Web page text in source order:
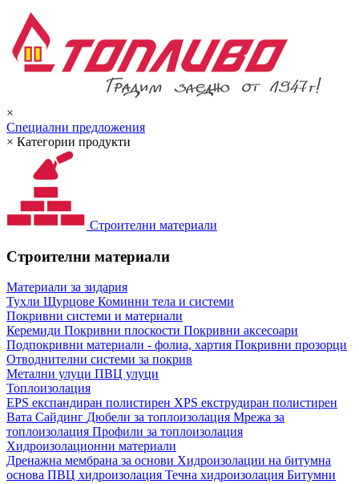
×
Специални предложения
× Категории продукти
Строителни материали
Строителни материали
Материали за зидария
Тухли Щурцове Коминни тела и системи
Покривни системи и материали
Керемиди Покривни плоскости Покривни аксесоари
Подпокривни материали - фолиа, хартия Покривни прозорци
Отводнителни системи за покрив
Метални улуци ПВЦ улуци
Топлоизолация
EPS експандиран полистирен XPS екструдиран полистирен
Вата Сайдинг Дюбели за топлоизолация Мрежа за
топлоизолация Профили за топлоизолация
Хидроизолационни материали
Дренажна мембрана за основи Хидроизолации на битумна
основа ПВЦ хидроизолация Течна хидроизолация Битумни